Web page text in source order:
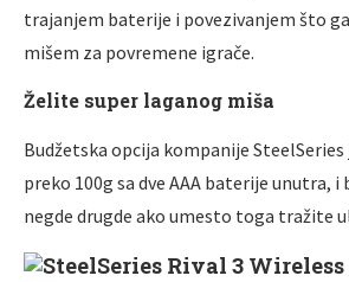
trajanjem baterije i povezivanjem što
mišem za povremene igrače.
Želite super laganog miša
Budžetska opcija kompanije
preko 100g sa dve AAA baterije unutra, i
negde drugde ako umesto toga tražite